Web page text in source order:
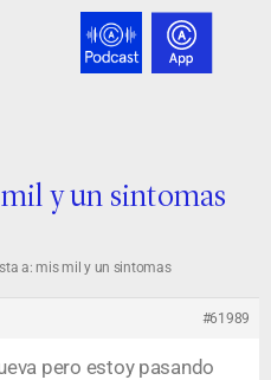
y un sintomas
a: mis mil y un sintomas
#61989
pero estoy pasando